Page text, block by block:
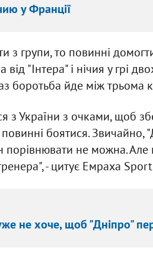
у Франції
групи, то повинні
"Інтера" і нічия у грі
боротьба йде між трьома
з України з очками, щоб
боятися. Звичайно,
порівнювати не можна.
- цитує Емраха
не хоче, щоб "Дніпро"